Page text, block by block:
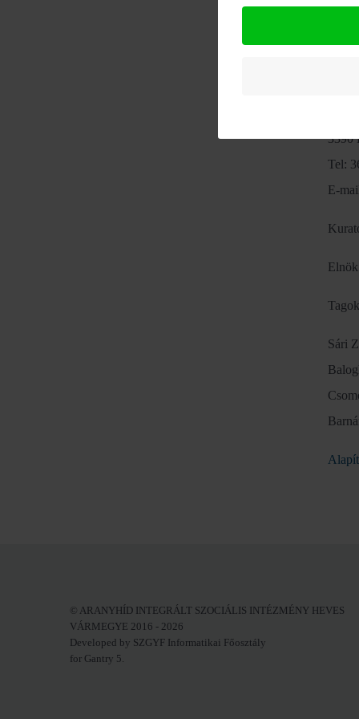
3390
Tel:
E-
Sári
© ARANYHÍD INTEGRÁLT SZOCIÁLIS INTÉZMÉNY HEVES
VÁRMEGYE 2016 - 2026
Developed by SZGYF Informatikai Főosztály
for Gantry 5.